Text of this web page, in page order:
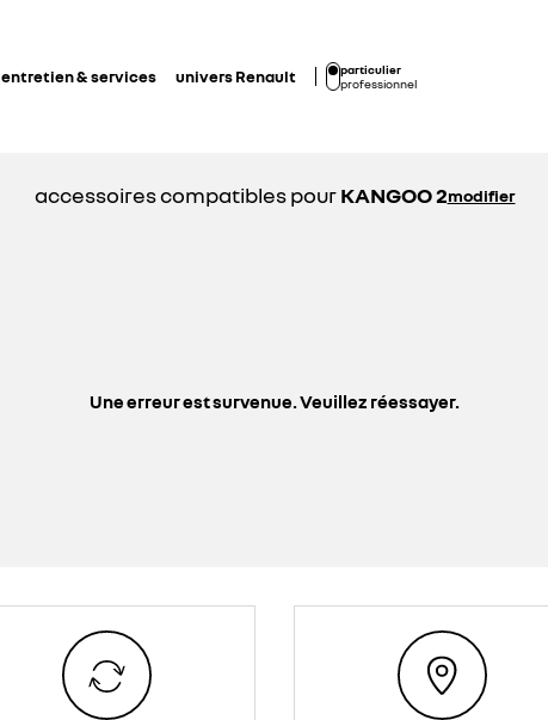
entretien & services univers Renault
particulier
professionnel
accessoires compatibles pour KANGOO 2modifier
Une erreur est survenue. Veuillez réessayer.